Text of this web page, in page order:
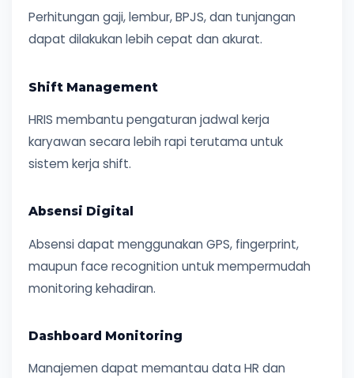
Perhitungan gaji, lembur, BPJS, dan tunjangan
dapat dilakukan lebih cepat dan akurat.
Shift Management
HRIS membantu pengaturan jadwal kerja
karyawan secara lebih rapi terutama untuk
sistem kerja shift.
Absensi Digital
Absensi dapat menggunakan GPS, fingerprint,
maupun face recognition untuk mempermudah
monitoring kehadiran.
Dashboard Monitoring
Manajemen dapat memantau data HR dan